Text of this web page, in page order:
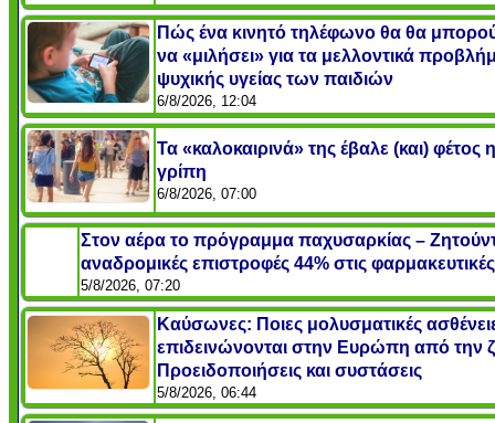
Πώς ένα κινητό τηλέφωνο θα θα
να «μιλήσει» για τα μελλοντικά
ψυχικής υγείας των παιδιών
6/8/2026, 12:04
Τα «καλοκαιρινά» της έβαλε (και) φέτος η
γρίπη
6/8/2026, 07:00
Στον αέρα το πρόγραμμα παχυσαρκίας –
αναδρομικές επιστροφές 44% στις φαρμακευτικές
5/8/2026, 07:20
Καύσωνες: Ποιες μολυσματικές
επιδεινώνονται στην Ευρώπη από την
Προειδοποιήσεις και συστάσεις
5/8/2026, 06:44